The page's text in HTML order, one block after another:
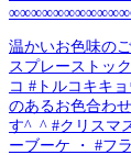
温かいお色味の
スプレーストッ
コ #トルコキキ
のあるお色合わ
す^_^ #クリスマ
ーブーケ ・ #フ